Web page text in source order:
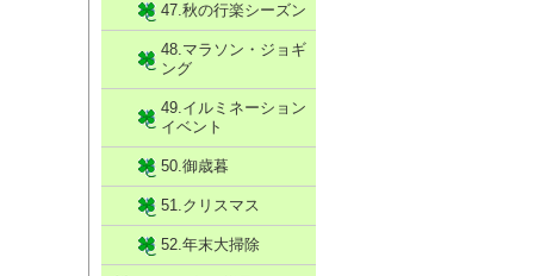
47.秋の行楽シーズン
48.マラソン・ジョギ
ング
49.イルミネーション
イベント
50.御歳暮
51.クリスマス
52.年末大掃除